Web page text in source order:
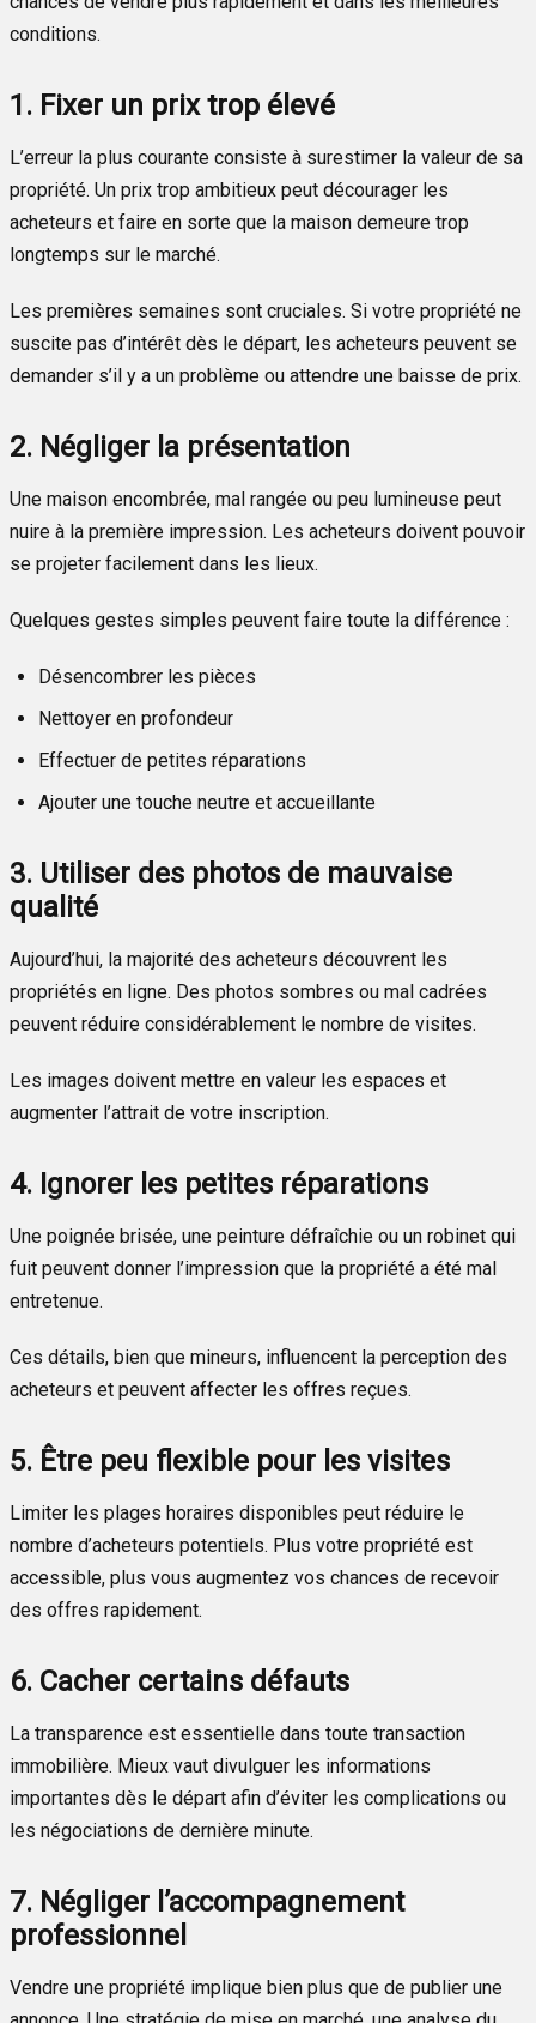
conditions.
1. Fixer un prix trop élevé
L’erreur la plus courante consiste à surestimer la valeur de sa
propriété. Un prix trop ambitieux peut décourager les
acheteurs et faire en sorte que la maison demeure trop
longtemps sur le marché.
Les premières semaines sont cruciales. Si votre propriété ne
suscite pas d’intérêt dès le départ, les acheteurs peuvent se
demander s’il y a un problème ou attendre une baisse de prix.
2. Négliger la présentation
Une maison encombrée, mal rangée ou peu lumineuse peut
nuire à la première impression. Les acheteurs doivent pouvoir
se projeter facilement dans les lieux.
Quelques gestes simples peuvent faire toute la différence :
Désencombrer les pièces
Nettoyer en profondeur
Effectuer de petites réparations
Ajouter une touche neutre et accueillante
3. Utiliser des photos de mauvaise
qualité
Aujourd’hui, la majorité des acheteurs découvrent les
propriétés en ligne. Des photos sombres ou mal cadrées
peuvent réduire considérablement le nombre de visites.
Les images doivent mettre en valeur les espaces et
augmenter l’attrait de votre inscription.
4. Ignorer les petites réparations
Une poignée brisée, une peinture défraîchie ou un robinet qui
fuit peuvent donner l’impression que la propriété a été mal
entretenue.
Ces détails, bien que mineurs, influencent la perception des
acheteurs et peuvent affecter les offres reçues.
5. Être peu flexible pour les visites
Limiter les plages horaires disponibles peut réduire le
nombre d’acheteurs potentiels. Plus votre propriété est
accessible, plus vous augmentez vos chances de recevoir
des offres rapidement.
6. Cacher certains défauts
La transparence est essentielle dans toute transaction
immobilière. Mieux vaut divulguer les informations
importantes dès le départ afin d’éviter les complications ou
les négociations de dernière minute.
7. Négliger l’accompagnement
professionnel
Vendre une propriété implique bien plus que de publier une